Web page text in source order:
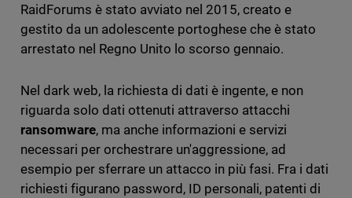
RaidForums è stato avviato nel 2015, creato e
gestito da un adolescente portoghese che è stato
arrestato nel Regno Unito lo scorso gennaio.
Nel dark web, la richiesta di dati è ingente, e non
riguarda solo dati ottenuti attraverso attacchi
ransomware, ma anche informazioni e servizi
necessari per orchestrare un'aggressione, ad
esempio per sferrare un attacco in più fasi. Fra i dati
richiesti figurano password, ID personali, patenti di